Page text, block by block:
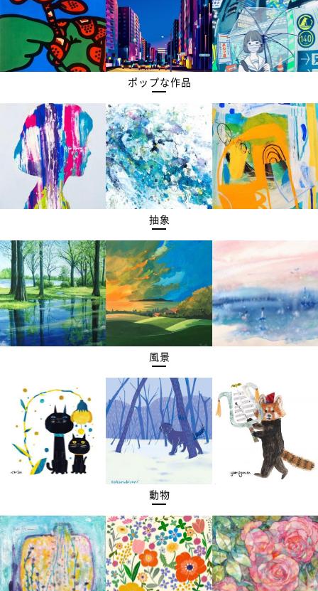
ポップな作品
抽象
風景
動物